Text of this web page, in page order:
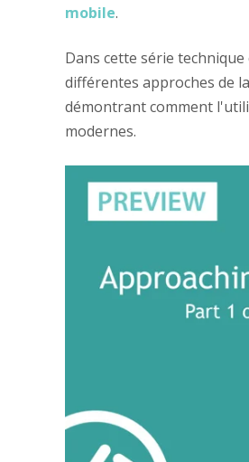
mobile.
Dans cette série
différentes approches de
démontrant comment
modernes.